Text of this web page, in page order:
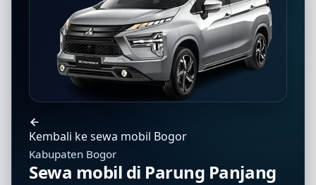
Kembali ke sewa mobil Bogor
Kabupaten Bogor
Sewa mobil di Parung Panjang